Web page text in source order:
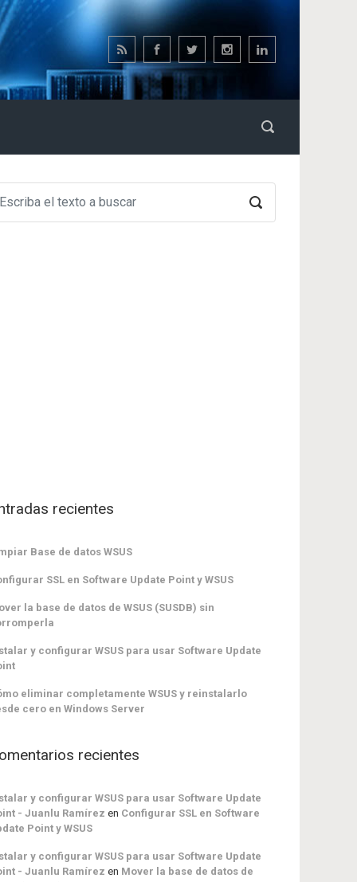
recientes
Base de datos WSUS
SSL en Software Update Point y WSUS
la base de datos de WSUS (SUSDB) sin
y configurar WSUS para usar Software Update
eliminar completamente WSUS y reinstalarlo
cero en Windows Server
recientes
y configurar WSUS para usar Software Update
- Juanlu Ramírez en Configurar SSL en Software
Point y WSUS
y configurar WSUS para usar Software Update
- Juanlu Ramírez en Mover la base de datos de